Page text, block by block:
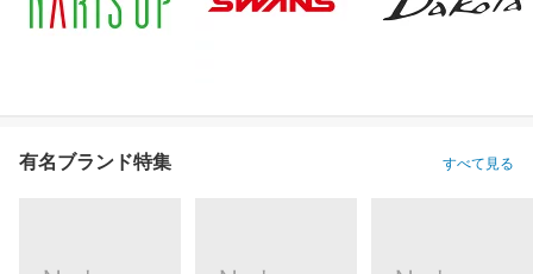
有名ブランド特集 すべて見る